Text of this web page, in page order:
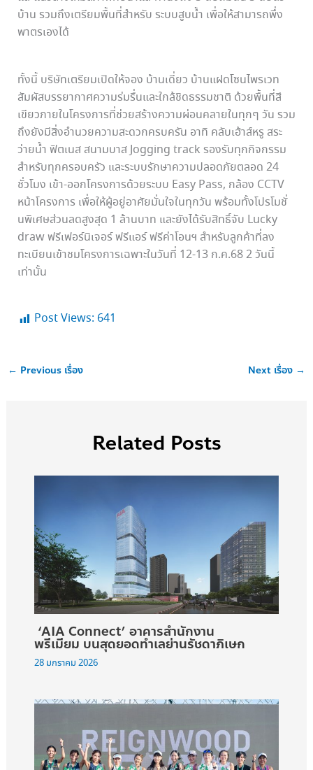
บ้าน รวมถึงเตรียมพื้นที่สำหรับ ระบบสูบน้ำ เพื่อให้สามารถพึ่ง
พาตรเองได้
ทั้งนี้ บริษัทเตรียมเปิดให้จอง บ้านเดี่ยว บ้านแฝดโซนไพรเวท
สัมผัสบรรยากาศความร่มรื่นและใกล้ชิดธรรมชาติ ด้วยพื้นที่สี
เขียวภายในโครงการที่ช่วยสร้างความผ่อนคลายในทุกๆ วัน รวม
ถึงยังมีสิ่งอำนวยความสะดวกครบครัน อาทิ คลับเฮ้าส์หรู สระ
ว่ายน้ำ ฟิตเนส สนามบาส Jogging track รองรับทุกกิจกรรม
สำหรับทุกครอบครัว และระบบรักษาความปลอดภัยตลอด 24
ชั่วโมง เข้า-ออกโครงการด้วยระบบ Easy Pass, กล้อง CCTV
หน้าโครงการ เพื่อให้ผู้อยู่อาศัยมั่นใจในทุกวัน พร้อมทั้งโปรโมชั่
นพิเศษส่วนลดสูงสุด 1 ล้านบาท และยังได้รับสิทธิ์จับ Lucky
draw ฟรีเฟอร์นิเจอร์ ฟรีแอร์ ฟรีค่าโอนฯ สำหรับลูกค้าที่ลง
ทะเบียนเข้าชมโครงการเฉพาะในวันที่ 12-13 ก.ค.68 2 วันนี้
เท่านั้น
Post Views: 641
← Previous เรื่อง Next เรื่อง →
Related Posts
‘AIA Connect’ อาคารสำนักงาน
พรีเมียม บนสุดยอดทำเลย่านรัชดาภิเษก
28 มกราคม 2026